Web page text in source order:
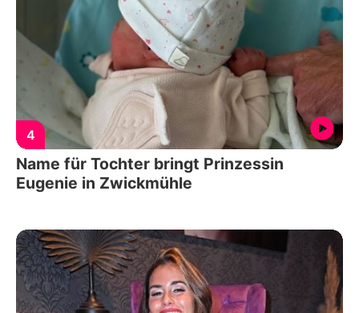
4
Name für Tochter bringt Prinzessin
Eugenie in Zwickmühle